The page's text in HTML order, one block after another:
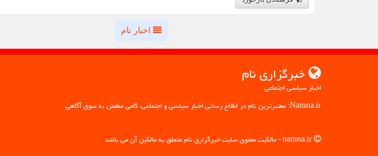
اخبار نام
خبرگزاری نام
اخبار سیاسی اجتماعی
Namna.ir: معتبرترین نام در اطلاع رسانی اخبار سیاسی و اجتماعی، گامی مطمئن به سوی آگاهی